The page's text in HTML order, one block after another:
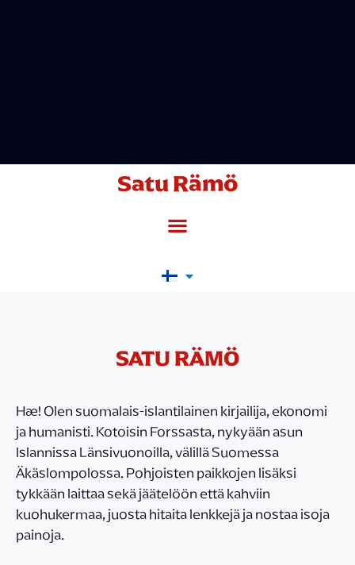
Satu Rämö
SATU RÄMÖ
Hæ! Olen suomalais-islantilainen kirjailija, ekonomi
ja humanisti. Kotoisin Forssasta, nykyään asun
Islannissa Länsivuonoilla, välillä Suomessa
Äkäslompolossa. Pohjoisten paikkojen lisäksi
tykkään laittaa sekä jäätelöön että kahviin
kuohukermaa, juosta hitaita lenkkejä ja nostaa isoja
painoja.